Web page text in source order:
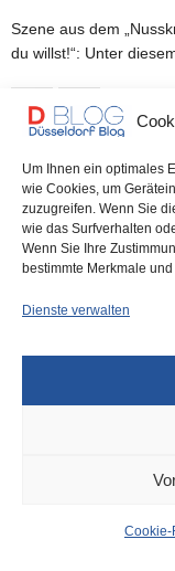
Um Ihnen ein optimales
wie Cookies, um
zuzugreifen. Wenn Sie
wie das Surfverhalten
Wenn Sie Ihre
bestimmte Merkmale
Dienste verwalten
Cookie-
Szene aus dem
du willst!“: Unter
0 SHARES
IMPRESSUM